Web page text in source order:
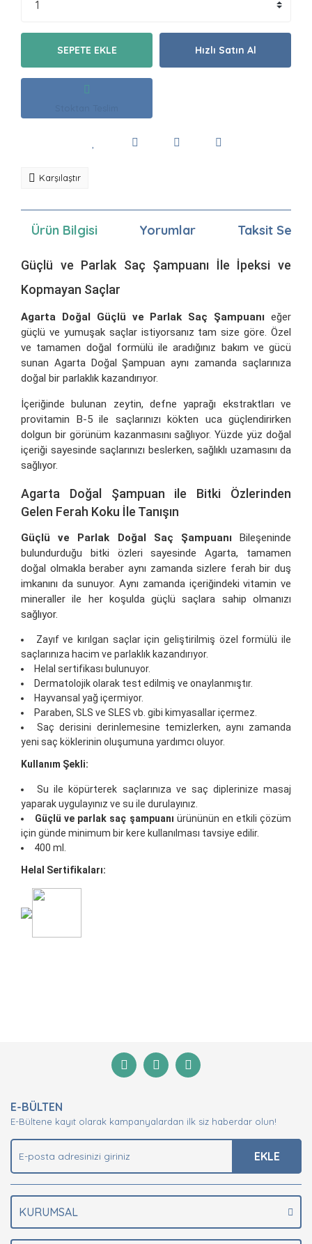
SEPETE EKLE Hızlı Satın Al
Karşılaştır
Ürün Bilgisi Yorumlar Taksit
Güçlü ve Parlak Saç Şampuanı İle İpeksi ve
Kopmayan Saçlar
Agarta Doğal Güçlü ve Parlak Saç Şampuanı eğer
güçlü ve yumuşak saçlar istiyorsanız tam size göre. Özel
ve tamamen doğal formülü ile aradığınız bakım ve gücü
sunan Agarta Doğal Şampuan aynı zamanda saçlarınıza
doğal bir parlaklık kazandırıyor.
İçeriğinde bulunan zeytin, defne yaprağı ekstraktları ve
provitamin B-5 ile saçlarınızı kökten uca güçlendirirken
dolgun bir görünüm kazanmasını sağlıyor. Yüzde yüz doğal
içeriği sayesinde saçlarınızı beslerken, sağlıklı uzamasını da
sağlıyor.
Agarta Doğal Şampuan ile Bitki Özlerinden
Gelen Ferah Koku İle Tanışın
Güçlü ve Parlak Doğal Saç Şampuanı Bileşeninde
bulundurduğu bitki özleri sayesinde Agarta, tamamen
doğal olmakla beraber aynı zamanda sizlere ferah bir duş
imkanını da sunuyor. Aynı zamanda içeriğindeki vitamin ve
mineraller ile her koşulda güçlü saçlara sahip olmanızı
sağlıyor.
Zayıf ve kırılgan saçlar için geliştirilmiş özel formülü ile
saçlarınıza hacim ve parlaklık kazandırıyor.
Helal sertifikası bulunuyor.
Dermatolojik olarak test edilmiş ve onaylanmıştır.
Hayvansal yağ içermiyor.
Paraben, SLS ve SLES vb. gibi kimyasallar içermez.
Saç derisini derinlemesine temizlerken, aynı zamanda
yeni saç köklerinin oluşumuna yardımcı oluyor.
Kullanım Şekli:
Su ile köpürterek saçlarınıza ve saç diplerinize masaj
yaparak uygulayınız ve su ile durulayınız.
Güçlü ve parlak saç şampuanı ürününün en etkili çözüm
için günde minimum bir kere kullanılması tavsiye edilir.
400 ml.
Helal Sertifikaları:
Yorum Yaz
Görüş ve önerileriniz için teşekkür ederiz.
Ürün açıklamasında eksik bilgiler bulunuyor.
Ürün bilgilerinde hatalar bulunuyor.
E-BÜLTEN
E-Bültene kayıt olarak kampanyalardan ilk siz haberdar olun!
EKLE
KURUMSAL